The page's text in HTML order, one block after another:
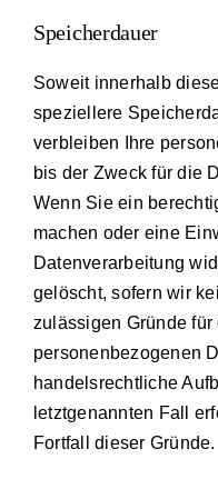
Speicherdauer
Soweit innerhalb
speziellere
verbleiben Ihre
bis der Zweck für die
Wenn Sie ein
machen oder eine
Datenverarbeitung
gelöscht, sofern wir
zulässigen Gründe
personenbezogenen
handelsrechtliche
letztgenannten Fall
Fortfall dieser Gründe.